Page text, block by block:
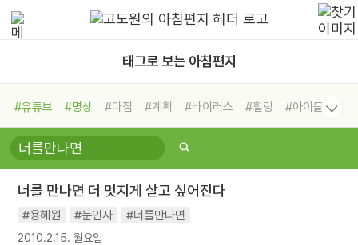
태그로 보는 아침편지
#유튜브 #명상 #다짐 #계획 #바이러스 #힐링
#아이들
#비전캠프
#독서캠프 #삶
#희망
#나눔 #친구 #링컨학교
#독서
#건강 #면역력
너를 만나면 더 멋지게 살고 싶어진다
#용혜원 #눈인사 #너를만나면
2010.2.15. 월요일